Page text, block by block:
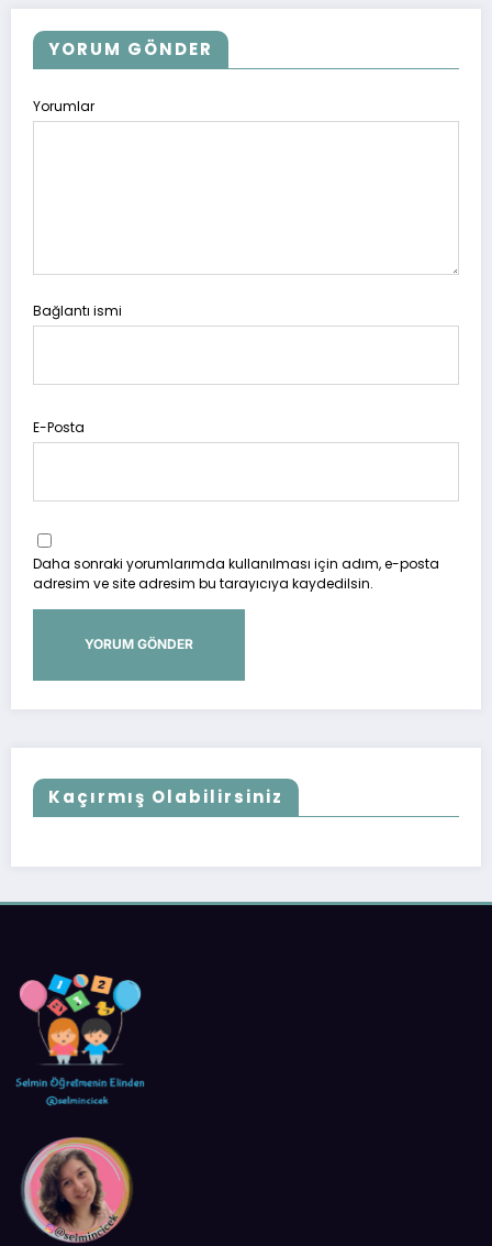
YORUM GÖNDER
Yorumlar
Bağlantı ismi
E-Posta
Daha sonraki yorumlarımda kullanılması için adım, e-posta
adresim ve site adresim bu tarayıcıya kaydedilsin.
Kaçırmış Olabilirsiniz